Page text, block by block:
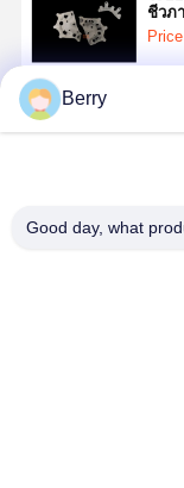
ชีวภ
การ
Berry
Good day, what